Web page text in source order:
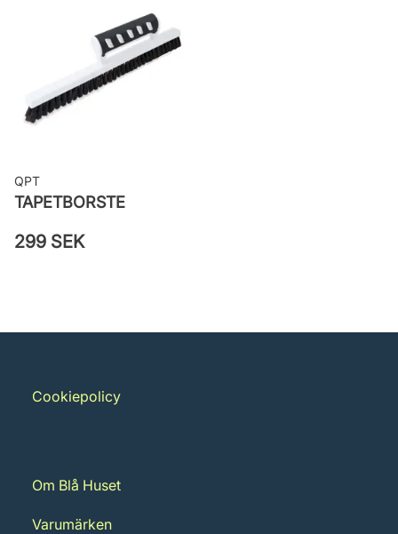
woven
Applicering av lim: Lim strykes på
väggen
Leverantörens artikelnummer:
QPT
TAPETBORSTE
299 SEK
Cookiepolicy
Om Blå Huset
Varumärken